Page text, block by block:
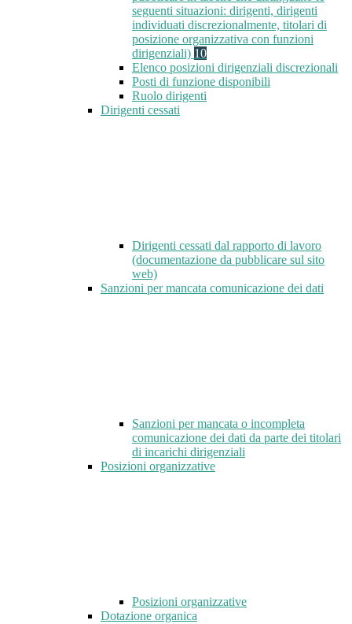
seguenti situazioni: dirigenti, dirigenti
individuati discrezionalmente, titolari di
posizione organizzativa con funzioni
dirigenziali) 10
Elenco posizioni dirigenziali discrezionali
Posti di funzione disponibili
Ruolo dirigenti
Dirigenti cessati
Dirigenti cessati dal rapporto di lavoro
(documentazione da pubblicare sul sito
web)
Sanzioni per mancata comunicazione dei dati
Sanzioni per mancata o incompleta
comunicazione dei dati da parte dei titolari
di incarichi dirigenziali
Posizioni organizzative
Posizioni organizzative
Dotazione organica